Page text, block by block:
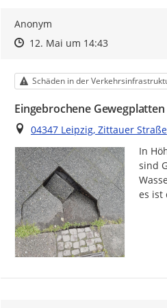
Anonym
Zeitpunkt des Erstellens
Zeitpunkt des Erstellens
12. Mai um 14:43Zur Äußerung
Kategorie
Schäden in der
Eingebrochene Gewegplatten
Ort
04347 Leipzig, Zittauer Straße
In
sind
es ist